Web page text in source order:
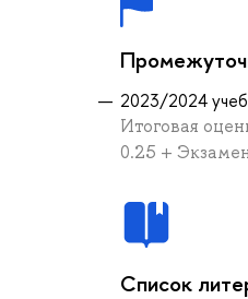
2023/2024
Итоговая
0.25 +
Список